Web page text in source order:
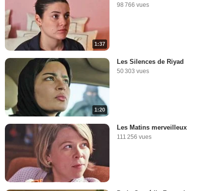
1:37
98 766 vues
1:20
Les Silences de Riyad
50 303 vues
Les Matins merveilleux
111 256 vues